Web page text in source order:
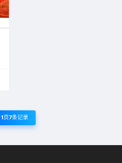
1页7条记录